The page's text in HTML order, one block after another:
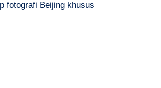
fotografi Beijing khusus